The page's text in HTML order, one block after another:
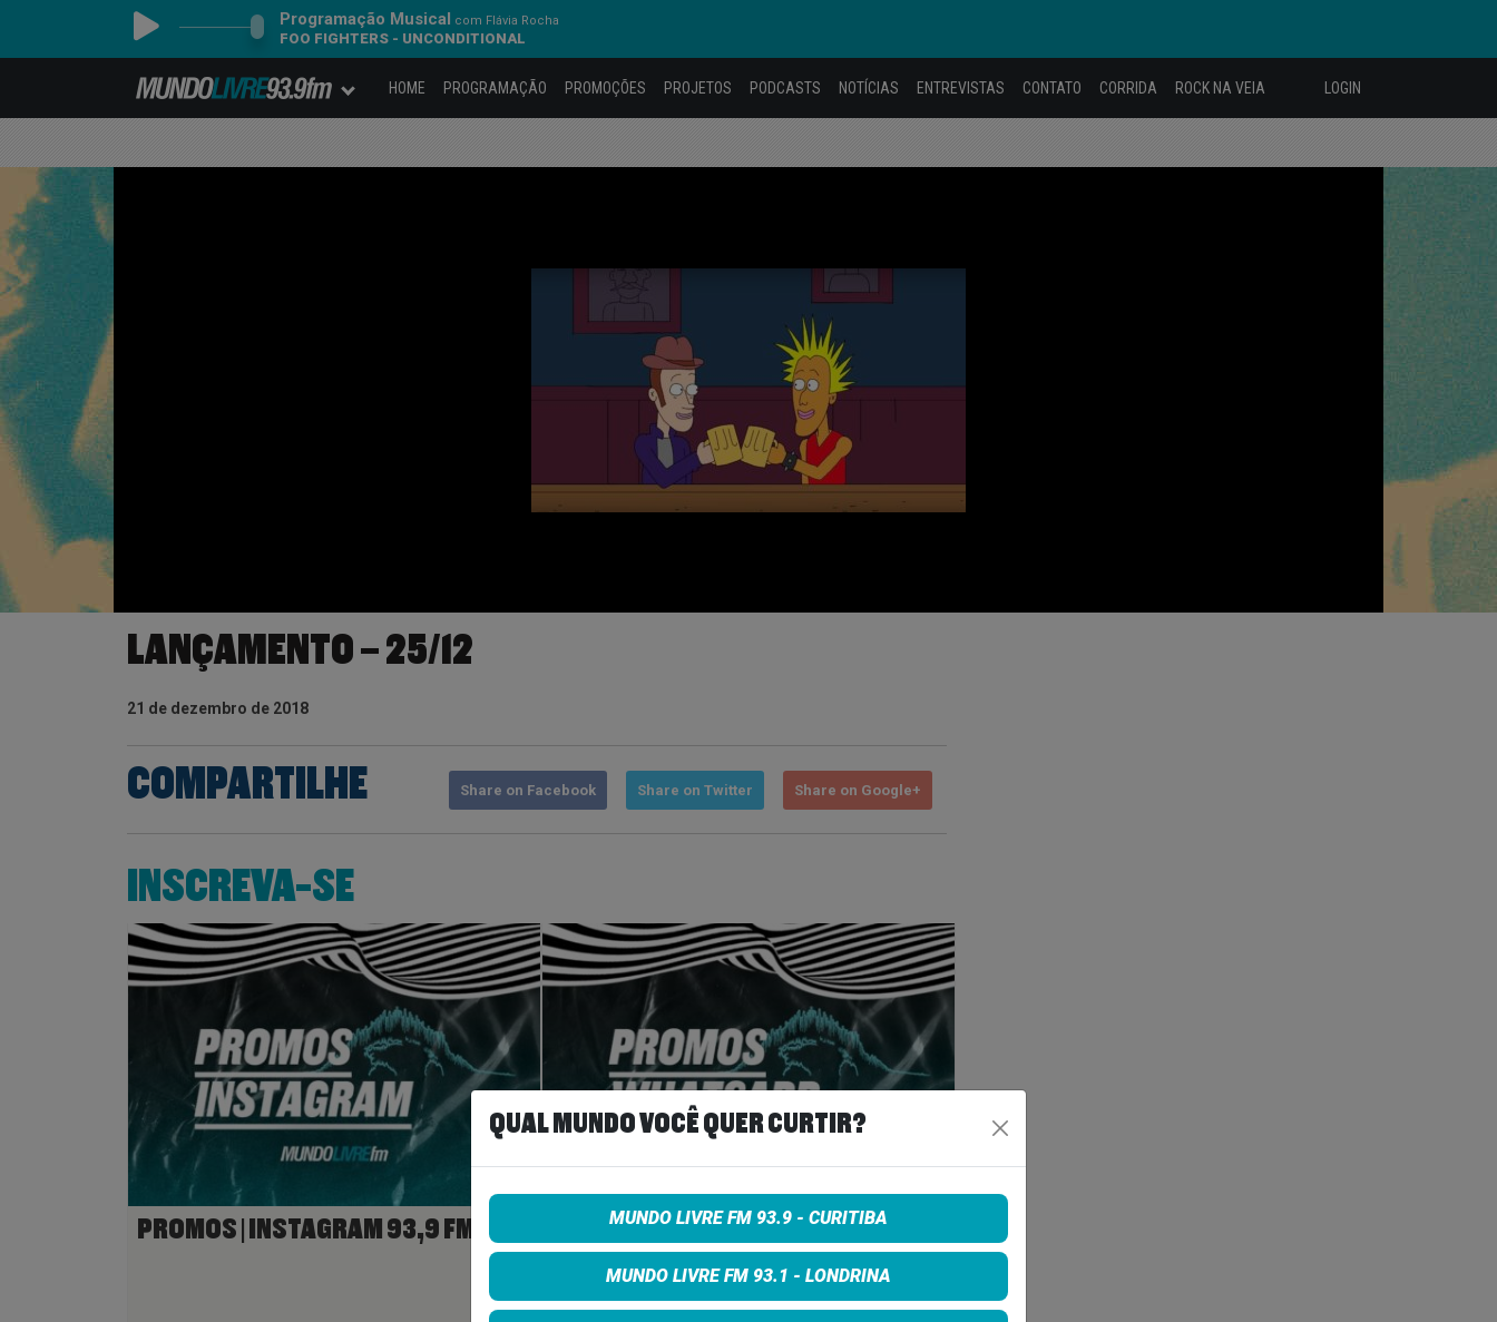
Programação Musical com Flávia Rocha
FOO FIGHTERS - UNCONDITIONAL
HOME PROGRAMAÇÃO PROMOÇÕES PROJETOS PODCASTS NOTÍCIAS ENTREVISTAS CONTATO CORRIDA ROCK NA VEIA LOGIN
LANÇAMENTO – 25/12
21 de dezembro de 2018
COMPARTILHE Share on Facebook Share on Twitter Share on Google+
INSCREVA-SE
PROMOS | INSTAGRAM 93,9 FM PROMOS | WHATSAPP 93,9 FM
QUAL MUNDO VOCÊ QUER CURTIR?
MUNDO LIVRE FM 93.9 - CURITIBA
MUNDO LIVRE FM 93.1 - LONDRINA